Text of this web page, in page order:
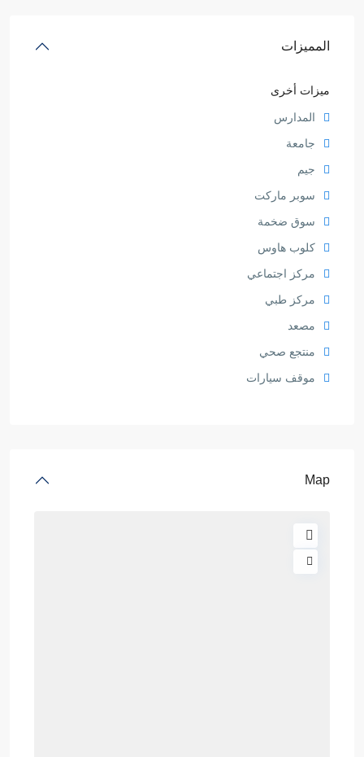
المميزات
ميزات أخرى
المدارس
جامعة
جيم
سوبر ماركت
سوق ضخمة
كلوب هاوس
مركز اجتماعي
مركز طبي
مصعد
منتجع صحي
موقف سيارات
Map